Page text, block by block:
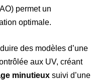
permet un
optimale.
des modèles d’une
aux UV, créant
minutieux suivi d’une